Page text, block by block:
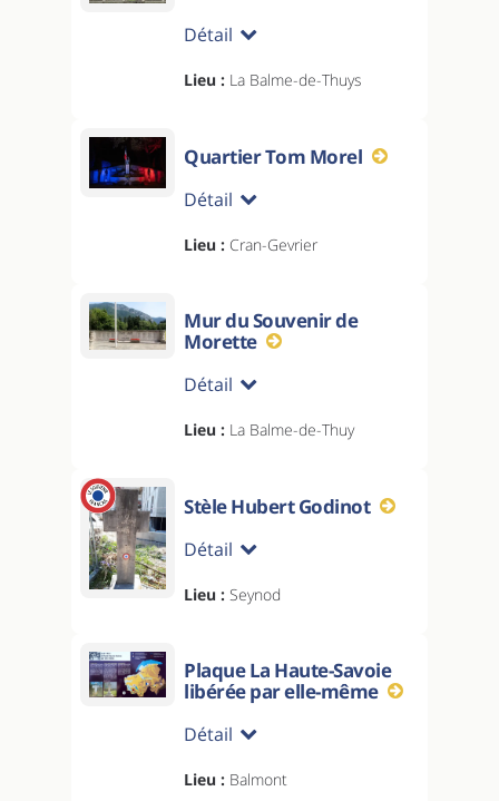
Détail
Lieu : La Balme-de-Thuys
Quartier Tom Morel
Détail
Lieu : Cran-Gevrier
Mur du Souvenir de
Morette
Détail
Lieu : La Balme-de-Thuy
Stèle Hubert Godinot
Détail
Lieu : Seynod
Plaque La Haute-Savoie
libérée par elle-même
Détail
Lieu : Balmont